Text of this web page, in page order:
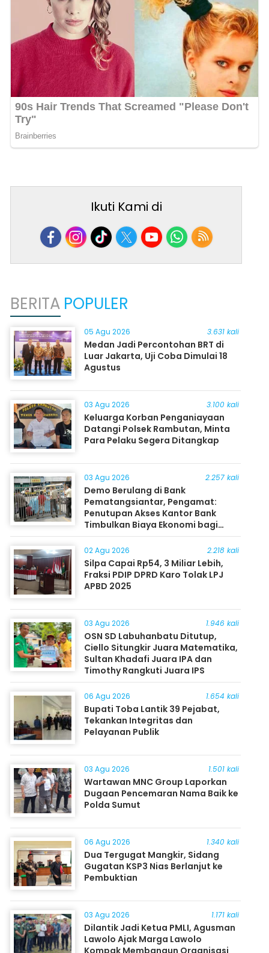
Ikuti Kami di
BERITA POPULER
05 Agu 2026 3.631 kali
Medan Jadi Percontohan BRT di
Luar Jakarta, Uji Coba Dimulai 18
Agustus
03 Agu 2026 3.100 kali
Keluarga Korban Penganiayaan
Datangi Polsek Rambutan, Minta
Para Pelaku Segera Ditangkap
03 Agu 2026 2.257 kali
Demo Berulang di Bank
Pematangsiantar, Pengamat:
Penutupan Akses Kantor Bank
Timbulkan Biaya Ekonomi bagi
Masyarakat
02 Agu 2026 2.218 kali
Silpa Capai Rp54, 3 Miliar Lebih,
Fraksi PDIP DPRD Karo Tolak LPJ
APBD 2025
03 Agu 2026 1.946 kali
OSN SD Labuhanbatu Ditutup,
Ciello Situngkir Juara Matematika,
Sultan Khadafi Juara IPA dan
Timothy Rangkuti Juara IPS
06 Agu 2026 1.654 kali
Bupati Toba Lantik 39 Pejabat,
Tekankan Integritas dan
Pelayanan Publik
03 Agu 2026 1.501 kali
Wartawan MNC Group Laporkan
Dugaan Pencemaran Nama Baik ke
Polda Sumut
06 Agu 2026 1.340 kali
Dua Tergugat Mangkir, Sidang
Gugatan KSP3 Nias Berlanjut ke
Pembuktian
03 Agu 2026 1.171 kali
Dilantik Jadi Ketua PMLI, Agusman
Lawolo Ajak Marga Lawolo